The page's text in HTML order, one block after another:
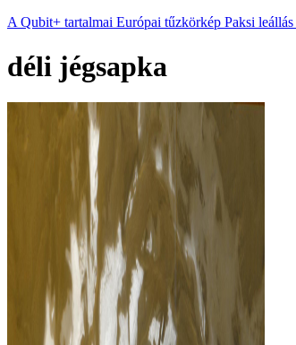
A Qubit+ tartalmai Európai tűzkörkép Paksi leállás
déli jégsapka